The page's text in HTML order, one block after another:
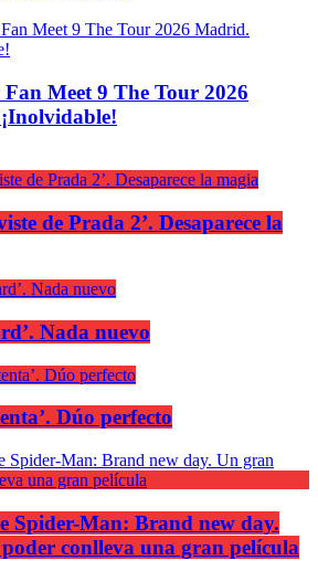
Meet 9 The Tour 2026
de Prada 2’. Desaparece la
Nada nuevo
Dúo perfecto
Spider-Man: Brand new day.
conlleva una gran película